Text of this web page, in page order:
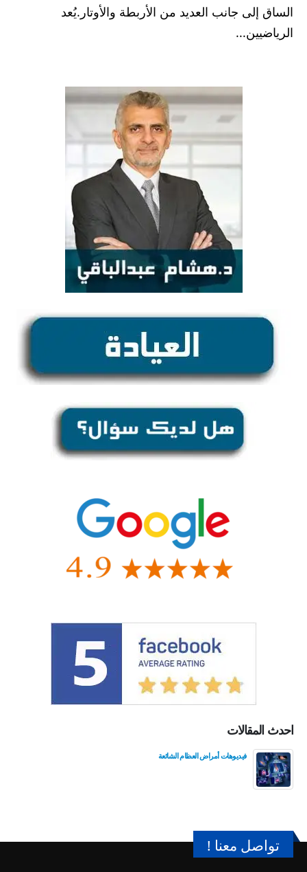
الساق إلى جانب العديد من الأربطة والأوتار.يُعد
الرياضيين...
احدث المقالات
فيديوهات أمراض العظام الشائعة
تواصل معنا !